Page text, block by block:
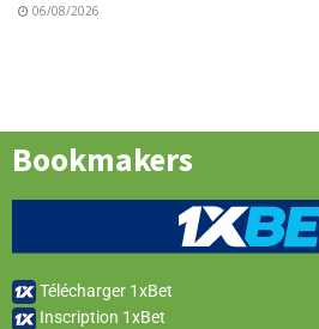
06/08/2026
Bookmakers
Télécharger 1xBet
Inscription 1xBet